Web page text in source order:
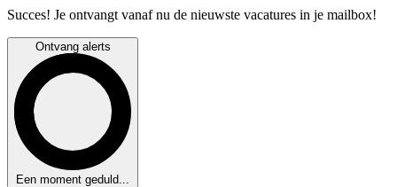
Succes! Je ontvangt vanaf nu de nieuwste vacatures in je mailbox!
Ontvang alerts
Een moment geduld...